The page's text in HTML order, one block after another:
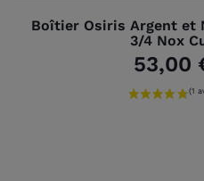
Boîtier Osiris Argent et
3/4 Nox
53,00